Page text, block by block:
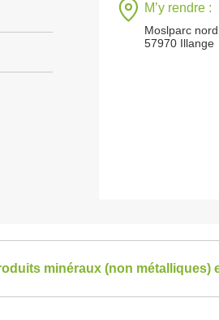
M’y rendre :
Moslparc
57970 Illange
minéraux (non métalliques)